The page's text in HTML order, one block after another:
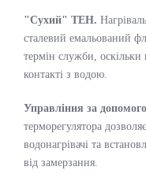
"Сухий" ТЕН.
сталевий емальований
термін служби, оскільки
контакті з водою.
Управління за
терморегулятора
водонагрівачі та
від замерзання.